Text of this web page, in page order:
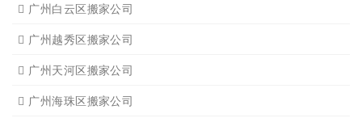
广州白云区搬家公司
广州越秀区搬家公司
广州天河区搬家公司
广州海珠区搬家公司